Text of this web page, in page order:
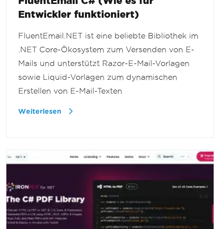
Entwickler funktioniert)
FluentEmail.NET ist eine beliebte Bibliothek im
.NET Core-Ökosystem zum Versenden von E-
Mails und unterstützt Razor-E-Mail-Vorlagen
sowie Liquid-Vorlagen zum dynamischen
Erstellen von E-Mail-Texten
Weiterlesen